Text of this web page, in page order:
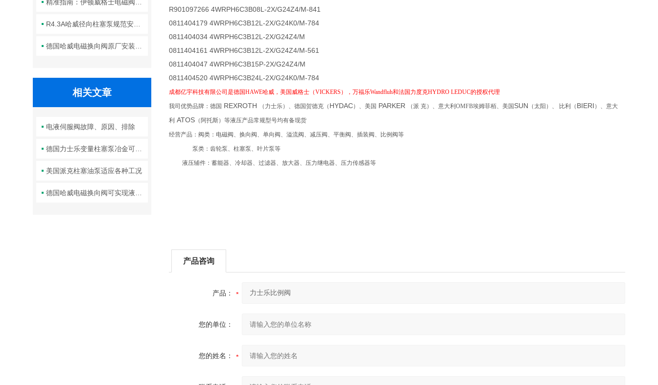
相关文章
电液伺服阀故障、原因、排除
美国派克柱塞油泵适应各种工况
R901097266 4WRPH6C3B08L-2X/G24Z4/M-841
0811404179 4WRPH6C3B12L-2X/G24K0/M-784
0811404034 4WRPH6C3B12L-2X/G24Z4/M
0811404161 4WRPH6C3B12L-2X/G24Z4/M-561
0811404047 4WRPH6C3B15P-2X/G24Z4/M
0811404520 4WRPH6C3B24L-2X/G24K0/M-784
成都亿宇科技有限公司是德国HAWE哈威 ，美国威格士（VICKERS），万福乐Wandfluh和法国力度克HYDRO LEDUC的授权代理
我司优势品牌：德国 REXROTH （力士乐）、德国贺德克（ HYDAC）、美国 PARKER （派 克）、意大利OMFB埃姆菲栢、美国 SUN （太阳）、 比利（ BIERI ）、意大
利 ATOS （阿托斯）等液压产品常规型号均有备现货
经营产品：阀类：电磁阀、换向阀、单向阀、溢流阀、减压阀、平衡阀、插装阀、比例阀等
泵类：齿轮泵、柱塞泵、叶片泵等
液压辅件 ：蓄能器、冷却器、过滤器、放大器、压力继电器、压力传感器等
产品咨询
产品：
您的单位：
您的姓名：